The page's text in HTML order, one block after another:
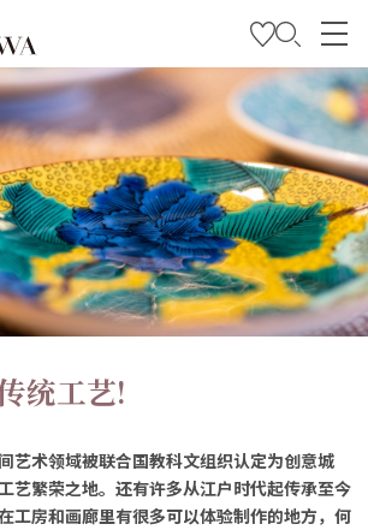
统工艺!
艺术领域被联合国教科文组织认定为创意城
艺繁荣之地。还有许多从江户时代起传承至今
工房和画廊里有很多可以体验制作的地方，何